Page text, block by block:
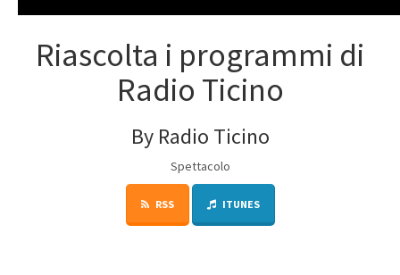
Riascolta i programmi di
Radio Ticino
By Radio Ticino
Spettacolo
RSS ITUNES